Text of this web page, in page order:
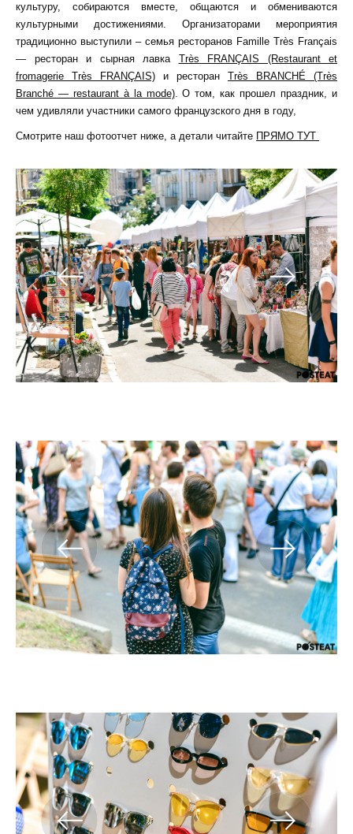
культуру, собираются вместе, общаются и обмениваются
культурными достижениями. Организаторами мероприятия
традиционно выступили – семья ресторанов Famille Très Français
— ресторан и сырная лавка Très FRANÇAIS (Restaurant et
fromagerie Très FRANÇAIS) и ресторан Très BRANCHÉ (Très
Branché — restaurant à la mode). О том, как прошел праздник, и
чем удивляли участники самого французского дня в году,
Смотрите наш фотоотчет ниже, а детали читайте ПРЯМО ТУТ